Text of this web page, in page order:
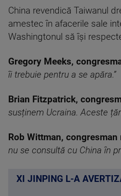
China revendică Taiwanul
amestec în afacerile sale
Washingtonul să își
Gregory Meeks,
îi trebuie pentru a se apăra.”
Brian Fitzpatrick,
susținem Ucraina. Aceste
Rob Wittman,
nu se consultă cu China în
XI JINPING L-A